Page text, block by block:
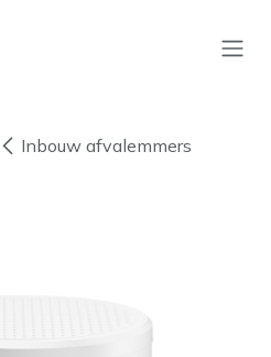
Inbouw afvalemmers